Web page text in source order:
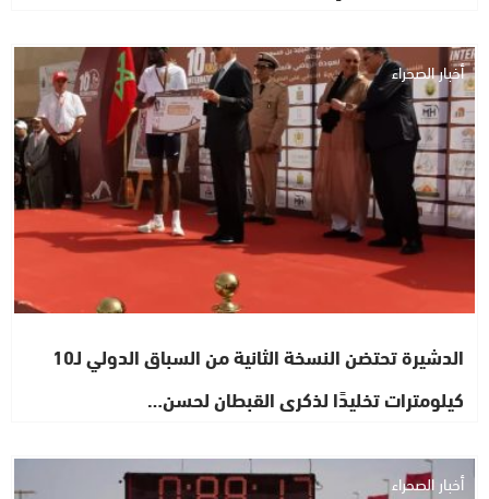
أخبار الصحراء
الدشيرة تحتضن النسخة الثانية من السباق الدولي لـ10
كيلومترات تخليدًا لذكرى القبطان لحسن…
أخبار الصحراء